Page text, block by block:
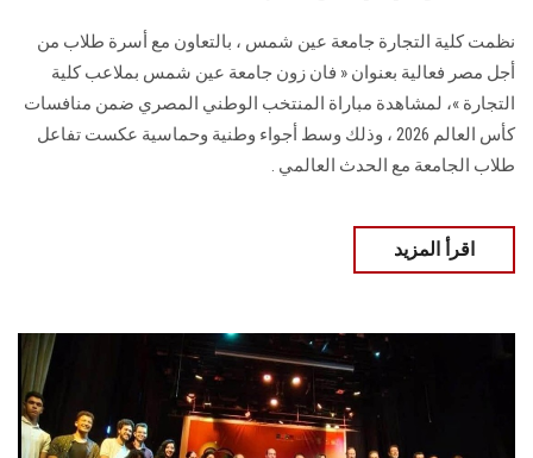
نظمت كلية التجارة جامعة عين شمس ، بالتعاون مع أسرة طلاب من
أجل مصر فعالية بعنوان « فان زون جامعة عين شمس بملاعب كلية
التجارة »، لمشاهدة مباراة المنتخب الوطني المصري ضمن منافسات
كأس العالم 2026 ، وذلك وسط أجواء وطنية وحماسية عكست تفاعل
طلاب الجامعة مع الحدث العالمي .
اقرأ المزيد